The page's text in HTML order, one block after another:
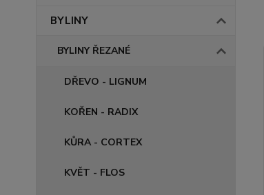
BYLINY
BYLINY ŘEZANÉ
DŘEVO - LIGNUM
KOŘEN - RADIX
KŮRA - CORTEX
KVĚT - FLOS